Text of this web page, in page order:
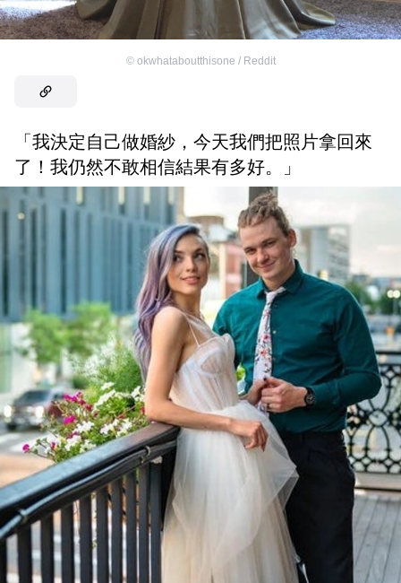
© okwhataboutthisone / Reddit
「我決定自己做婚紗，今天我們把照片拿回來
了！我仍然不敢相信結果有多好。」